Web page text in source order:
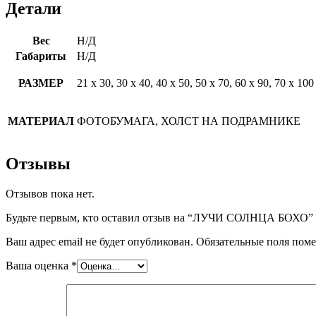
Детали
Вес
Н/Д
Габариты
Н/Д
РАЗМЕР 21 х 30, 30 х 40, 40 х 50, 50 х 70, 60 х 90, 70 х 100
МАТЕРИАЛ ФОТОБУМАГА, ХОЛСТ НА ПОДРАМНИКЕ
Отзывы
Отзывов пока нет.
Будьте первым, кто оставил отзыв на “ЛУЧИ СОЛНЦА БОХО”
Ваш адрес email не будет опубликован. Обязательные поля
Ваша оценка *